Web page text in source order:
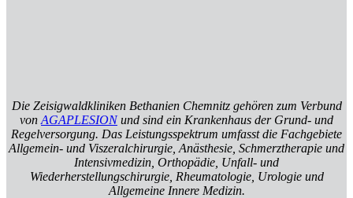
Die Zeisigwaldkliniken Bethanien Chemnitz gehören zum Verbund
von AGAPLESIONund sind ein Krankenhaus der Grund- und
Regelversorgung. Das Leistungsspektrum umfasst die Fachgebiete
Allgemein- und Viszeralchirurgie, Anästhesie, Schmerztherapie und
Intensivmedizin, Orthopädie, Unfall- und
Wiederherstellungschirurgie, Rheumatologie, Urologie und
Allgemeine Innere Medizin.